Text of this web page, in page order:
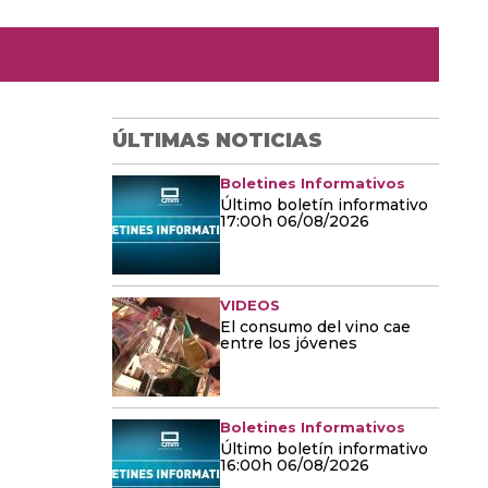
ÚLTIMAS NOTICIAS
Boletines Informativos
Último boletín informativo
17:00h 06/08/2026
VIDEOS
El consumo del vino cae
entre los jóvenes
Boletines Informativos
Último boletín informativo
16:00h 06/08/2026